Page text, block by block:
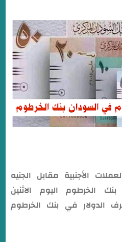
الأجنبية مقابل الجنيه
الخرطوم اليوم الاثنين
صرف الدولار في بنك الخرطوم